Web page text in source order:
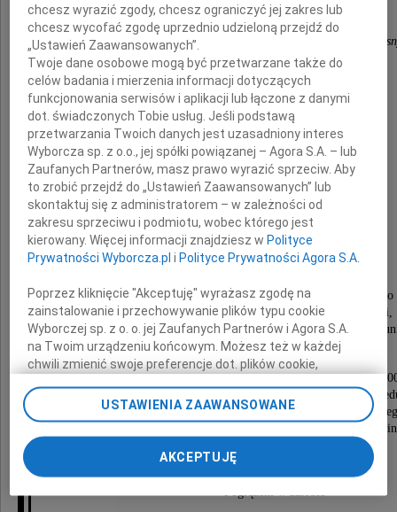
Miłości Boga Ojca, nie zrozumiemy w życiu
Zdzisław Karol
Owsianka
Żył 64 lat
Ukochany Brat, Szwagier i Wujek
Działacz podziemnej opozycji stanu wojennego
Odznaczony Krzyżem Wolności i Solidarności,
oraz Honorową Odznaką Działacza Opozycji
Msza święta żałobna odprawiona zostanie
we wtorek, dnia 8 listopada 2022 r. o godz.
w kaplicy na cmentarzu Batowickim przy ulicy
po czym nastąpi odprowadzenie prochów
na miejsce wiecznego spoczynku do grobowca
Niech odpoczywa w pokoju
Pogrążeni w żałobie
chcesz wyrazić zgody, chcesz ograniczyć jej zakres lub
chcesz wycofać zgodę uprzednio udzieloną przejdź do
„Ustawień Zaawansowanych”.
Twoje dane osobowe mogą być przetwarzane także do
celów badania i mierzenia informacji dotyczących
funkcjonowania serwisów i aplikacji lub łączone z danymi
dot. świadczonych Tobie usług. Jeśli podstawą
przetwarzania Twoich danych jest uzasadniony interes
Wyborcza sp. z o.o., jej spółki powiązanej – Agora S.A. – lub
Zaufanych Partnerów, masz prawo wyrazić sprzeciw. Aby
to zrobić przejdź do „Ustawień Zaawansowanych” lub
skontaktuj się z administratorem – w zależności od
zakresu sprzeciwu i podmiotu, wobec którego jest
kierowany. Więcej informacji znajdziesz w Polityce
Prywatności Wyborcza.pl i Polityce Prywatności Agora S.A.
Poprzez kliknięcie "Akceptuję" wyrażasz zgodę na
zainstalowanie i przechowywanie plików typu cookie
Wyborczej sp. z o. o. jej Zaufanych Partnerów i Agora S.A.
na Twoim urządzeniu końcowym. Możesz też w każdej
chwili zmienić swoje preferencje dot. plików cookie,
preferencjami dot. przetwarzania danych poprzez
odnośnik „Ustawienia prywatności” w stopce serwisu i
przechodząc do sekcji „Ustawienia zaawansowane”.
Zmiana ustawień plików cookie możliwa jest także za
pomocą ustawień przeglądarki.
USTAWIENIA ZAAWANSOWANE
AKCEPTUJĘ